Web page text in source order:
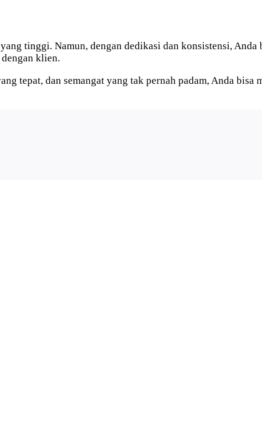
tinggi. Namun, dengan dedikasi dan konsistensi, Anda
klien.
tepat, dan semangat yang tak pernah padam, Anda bisa